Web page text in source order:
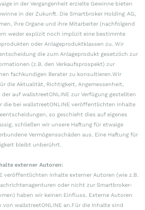
in der Vergangenheit erzielte Gewinne bieten
in der Zukunft. Die Smartbroker Holding AG,
ihre Organe und ihre Mitarbeiter (nachfolgend
weder explizit noch implizit eine bestimmte
oder Anlageproduktklassen zu. Wir
die zum Anlageprodukt gesetzlich zur
(z.B. den Verkaufsprospekt) zur
fachkundigen Berater zu konsultieren.Wir
die Aktualität, Richtigkeit, Angemessenheit,
auf wallstreetONLINE zur Verfügung gestellten
die bei wallstreetONLINE veröffentlichten Inhalte
so geschieht dies auf eigenes
schließen wir unsere Haftung für etwaige
Vermögensschäden aus. Eine Haftung für
bleibt unberührt.
externer Autoren:
veröffentlichten Inhalte externer Autoren (wie z.B.
oder nicht zur Smartbroker-
haben wir keinen Einfluss. Externe Autoren
wallstreetONLINE an.Für die Inhalte sind